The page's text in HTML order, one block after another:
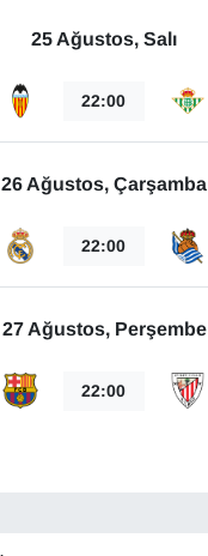
25 Ağustos, Salı
22:00
26 Ağustos, Çarşamba
22:00
27 Ağustos, Perşembe
22:00